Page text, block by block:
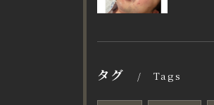
タグ Tags